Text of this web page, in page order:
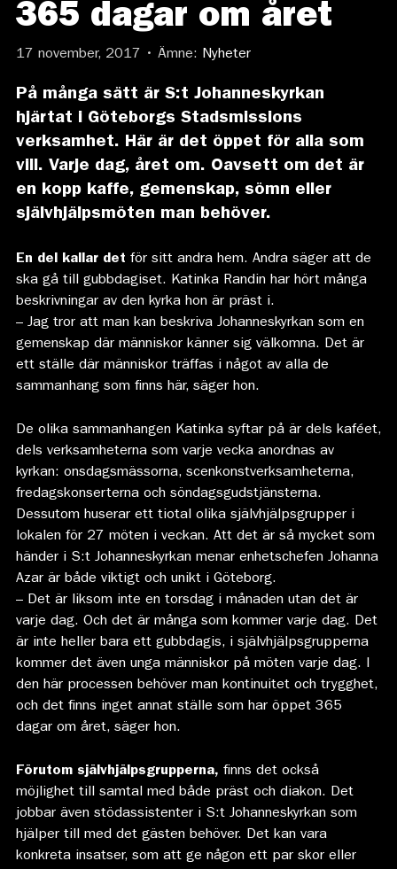
365 dagar om året
17 november, 2017 • Ämne: Nyheter
På många sätt är S:t Johanneskyrkan
hjärtat i Göteborgs Stadsmissions
verksamhet. Här är det öppet för alla som
vill. Varje dag, året om. Oavsett om det är
en kopp kaffe, gemenskap, sömn eller
självhjälpsmöten man behöver.
En del kallar det för sitt andra hem. Andra säger att de
ska gå till gubbdagiset. Katinka Randin har hört många
beskrivningar av den kyrka hon är präst i.
– Jag tror att man kan beskriva Johanneskyrkan som en
gemenskap där människor känner sig välkomna. Det är
ett ställe där människor träffas i något av alla de
sammanhang som finns här, säger hon.
De olika sammanhangen Katinka syftar på är dels kaféet,
dels verksamheterna som varje vecka anordnas av
kyrkan: onsdagsmässorna, scenkonstverksamheterna,
fredagskonserterna och söndagsgudstjänsterna.
Dessutom huserar ett tiotal olika självhjälpsgrupper i
lokalen för 27 möten i veckan. Att det är så mycket som
händer i S:t Johanneskyrkan menar enhetschefen Johanna
Azar är både viktigt och unikt i Göteborg.
– Det är liksom inte en torsdag i månaden utan det är
varje dag. Och det är många som kommer varje dag. Det
är inte heller bara ett gubbdagis, i självhjälpsgrupperna
kommer det även unga människor på möten varje dag. I
den här processen behöver man kontinuitet och trygghet,
och det finns inget annat ställe som har öppet 365
dagar om året, säger hon.
Förutom självhjälpsgrupperna, finns det också
möjlighet till samtal med både präst och diakon. Det
jobbar även stödassistenter i S:t Johanneskyrkan som
hjälper till med det gästen behöver. Det kan vara
konkreta insatser, som att ge någon ett par skor eller